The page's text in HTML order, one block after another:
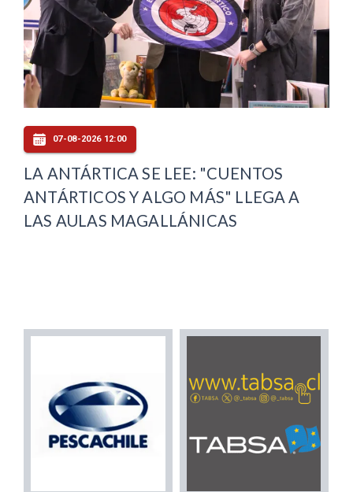
07-08-2026 12:00
LA ANTÁRTICA SE LEE: "CUENTOS
ANTÁRTICOS Y ALGO MÁS" LLEGA A
LAS AULAS MAGALLÁNICAS